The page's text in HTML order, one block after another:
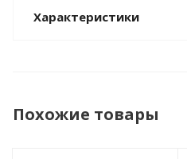
Характеристики
Похожие товары